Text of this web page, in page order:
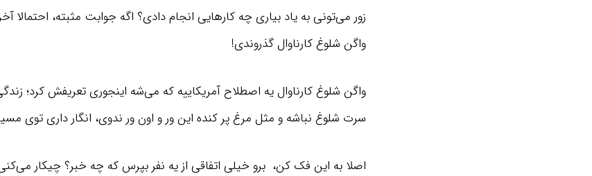
زور می‌تونی به یاد بیاری چه کارهایی انجام دادی؟ اگه جوابت مثبته،
واگن شلوغ کارناوال گذروندی!
واگن شلوغ کارناوال یه اصطلاح آمریکاییه که می‌شه اینجوری تعریفش کرد؛
سرت شلوغ نباشه و مثل مرغ پر کنده این ور و اون ور ندوی، انگار داری توی
اصلا به این فک کن، برو خیلی اتفاقی از یه نفر بپرس که چه خبر؟ چیکار